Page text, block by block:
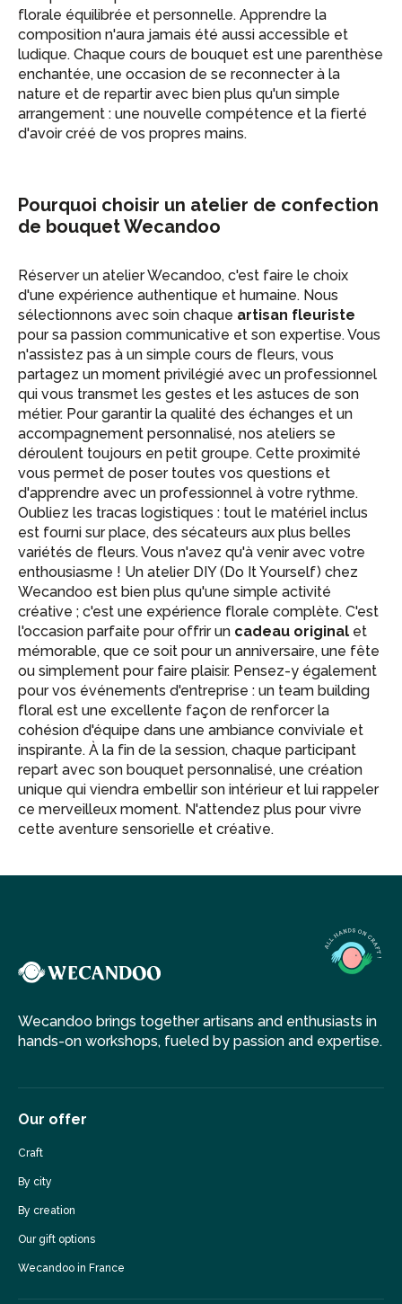
florale équilibrée et personnelle. Apprendre la
composition n'aura jamais été aussi accessible et
ludique. Chaque cours de bouquet est une parenthèse
enchantée, une occasion de se reconnecter à la
nature et de repartir avec bien plus qu'un simple
arrangement : une nouvelle compétence et la fierté
d'avoir créé de vos propres mains.
Pourquoi choisir un atelier de confection
de bouquet Wecandoo
Réserver un atelier Wecandoo, c'est faire le choix
d'une expérience authentique et humaine. Nous
sélectionnons avec soin chaque artisan fleuriste
pour sa passion communicative et son expertise. Vous
n'assistez pas à un simple cours de fleurs, vous
partagez un moment privilégié avec un professionnel
qui vous transmet les gestes et les astuces de son
métier. Pour garantir la qualité des échanges et un
accompagnement personnalisé, nos ateliers se
déroulent toujours en petit groupe. Cette proximité
vous permet de poser toutes vos questions et
d'apprendre avec un professionnel à votre rythme.
Oubliez les tracas logistiques : tout le matériel inclus
est fourni sur place, des sécateurs aux plus belles
variétés de fleurs. Vous n'avez qu'à venir avec votre
enthousiasme ! Un atelier DIY (Do It Yourself) chez
Wecandoo est bien plus qu'une simple activité
créative ; c'est une expérience florale complète. C'est
l'occasion parfaite pour offrir un cadeau original et
mémorable, que ce soit pour un anniversaire, une fête
ou simplement pour faire plaisir. Pensez-y également
pour vos événements d'entreprise : un team building
floral est une excellente façon de renforcer la
cohésion d'équipe dans une ambiance conviviale et
inspirante. À la fin de la session, chaque participant
repart avec son bouquet personnalisé, une création
unique qui viendra embellir son intérieur et lui rappeler
ce merveilleux moment. N'attendez plus pour vivre
cette aventure sensorielle et créative.
Wecandoo brings together artisans and enthusiasts in
hands-on workshops, fueled by passion and expertise.
Our offer
Craft
By city
By creation
Our gift options
Wecandoo in France